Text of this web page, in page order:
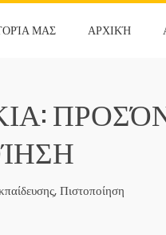
ΜΑΣ ΑΡΧΙΚΉ
Πιστοποίηση